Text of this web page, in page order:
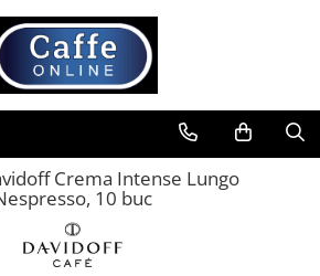
Crema Intense Lungo
10 buc